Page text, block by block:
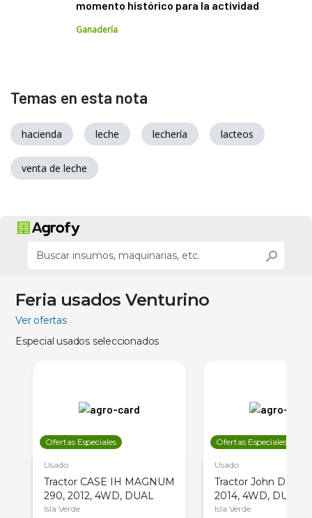
momento histórico para la actividad
Ganadería
Temas en esta nota
hacienda leche lechería lacteos
venta de leche
Feria usados Venturino
Ver ofertas
Especial usados seleccionados
Ofertas Especiales
Usado
Tractor CASE IH MAGNUM
290, 2012, 4WD, DUAL
Isla Verde
Ofertas Especiales
Usado
Tractor John Deere
2014, 4WD, DUAL
Isla Verde